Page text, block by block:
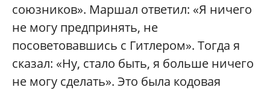
союзников». Маршал ответил: «Я ничего
не могу предпринять, не
посоветовавшись с Гитлером». Тогда я
сказал: «Ну, стало быть, я больше ничего
не могу сделать». Это была кодовая